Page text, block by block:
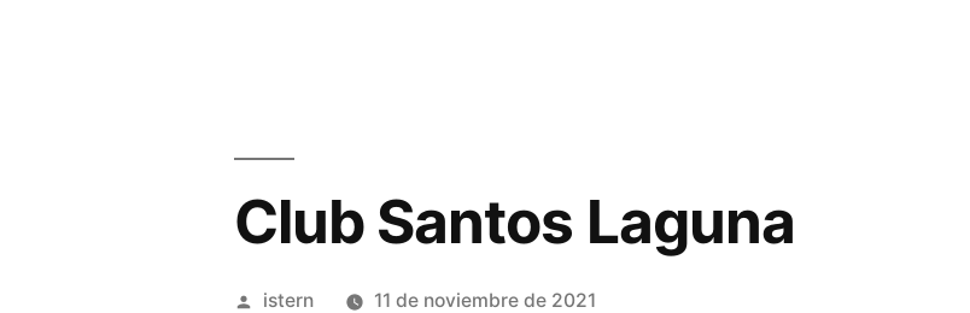
Club Santos Laguna
Publicado
istern 11 de noviembre de 2021